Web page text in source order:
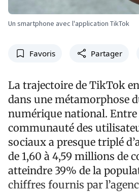
Un smartphone avec l'application TikTok
Favoris Partager
La trajectoire de TikTok
dans une métamorphose
numérique national. Entre
communauté des
sociaux a presque triplé
de 1,60 à 4,59 millions de
atteindre 39% de la
chiffres fournis par